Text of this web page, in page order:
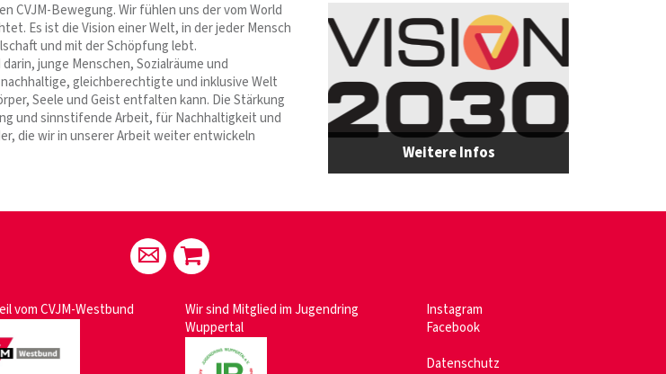
CVJM-Bewegung. Wir fühlen uns der vom World
Es ist die Vision einer Welt, in der jeder Mensch
und mit der Schöpfung lebt.
junge Menschen, Sozialräume und
gleichberechtigte und inklusive Welt
Seele und Geist entfalten kann. Die Stärkung
und sinnstifende Arbeit, für Nachhaltigkeit und
die wir in unserer Arbeit weiter entwickeln
Weitere Infos
vomCVJM-Westbund Wir sind Mitglied imJugendring
Wuppertal
Instagram
Facebook
Datenschutz